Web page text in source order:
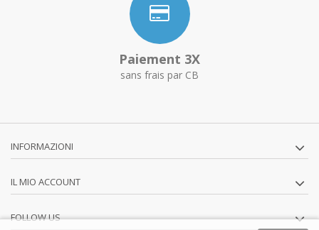
Paiement 3X
sans frais par CB
INFORMAZIONI
IL MIO ACCOUNT
FOLLOW US